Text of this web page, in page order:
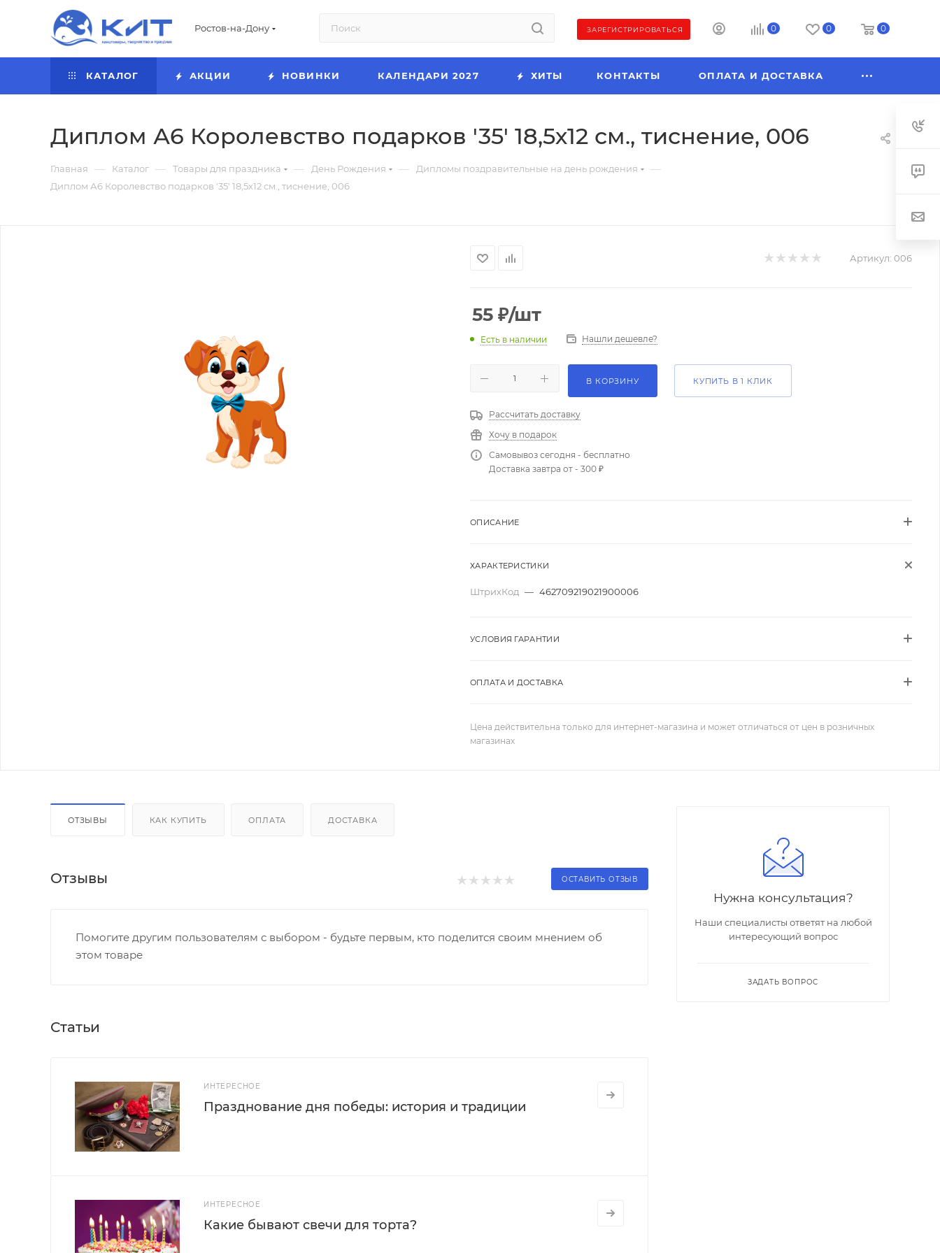
Ростов-на-Дону ЗАРЕГИСТРИРОВАТЬСЯ 0 0 0
КАТАЛОГ АКЦИИ НОВИНКИ КАЛЕНДАРИ 2027 ХИТЫ КОНТАКТЫ ОПЛАТА И ДОСТАВКА
Диплом А6 Королевство подарков '35' 18,5х12 см., тиснение, 006
Главная — Каталог — Товары для праздника — День Рождения — Дипломы поздравительные на день рождения —
Диплом А6 Королевство подарков '35' 18,5х12 см., тиснение, 006
Артикул: 006
55 ₽/шт
Есть в наличии Нашли дешевле?
В КОРЗИНУ КУПИТЬ В 1 КЛИК
Рассчитать доставку
Хочу в подарок
Самовывоз сегодня - бесплатно
Доставка завтра от - 300 ₽
ОПИСАНИЕ
ХАРАКТЕРИСТИКИ
ШтрихКод — 462709219021900006
УСЛОВИЯ ГАРАНТИИ
ОПЛАТА И ДОСТАВКА
Цена действительна только для интернет-магазина и может отличаться от цен в розничных
магазинах
ОТЗЫВЫ КАК КУПИТЬ ОПЛАТА ДОСТАВКА
Отзывы ОСТАВИТЬ ОТЗЫВ
Помогите другим пользователям с выбором - будьте первым, кто поделится своим мнением об
этом товаре
Статьи
ИНТЕРЕСНОЕ
Празднование дня победы: история и традиции
ИНТЕРЕСНОЕ
Какие бывают свечи для торта?
Нужна консультация?
Наши специалисты ответят на любой
интересующий вопрос
ЗАДАТЬ ВОПРОС